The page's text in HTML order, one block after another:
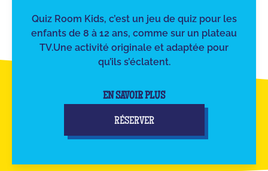
Quiz Room Kids, c’est un jeu de quiz pour les
enfants de 8 à 12 ans, comme sur un plateau
TV.Une activité originale et adaptée pour
qu’ils s’éclatent.
EN SAVOIR PLUS
RÉSERVER